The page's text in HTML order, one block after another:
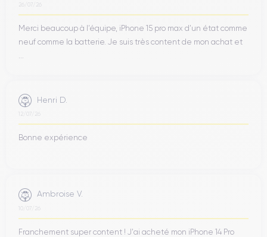
26/07/26
Merci beaucoup à l’équipe, iPhone 15 pro max d’un état comme
neuf comme la batterie. Je suis très content de mon achat et
Henri D.
12/07/26
Bonne expérience
Ambroise V.
10/07/26
Franchement super content ! J'ai acheté mon iPhone 14 Pro